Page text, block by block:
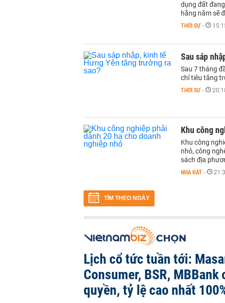
dụng đất
hằng năm sẽ
THỜI SỰ -
Sau sáp
Sau 7 tháng
chỉ tiêu tăng
THỜI SỰ -
Khu công
Khu công
nhỏ, công
sách địa
NHÀ ĐẤT -
TÌM THEO NGÀY
Lịch cổ tức tuần tới:
Consumer, BSR, MBBank
quyền, tỷ lệ cao nhất